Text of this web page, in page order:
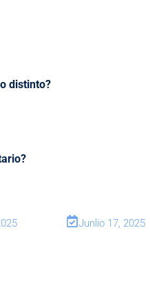
distinto?
Junlio 17, 2025